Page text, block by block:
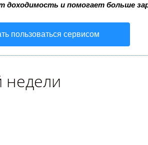
доходимость и помогает больше
пользоваться сервисом
недели